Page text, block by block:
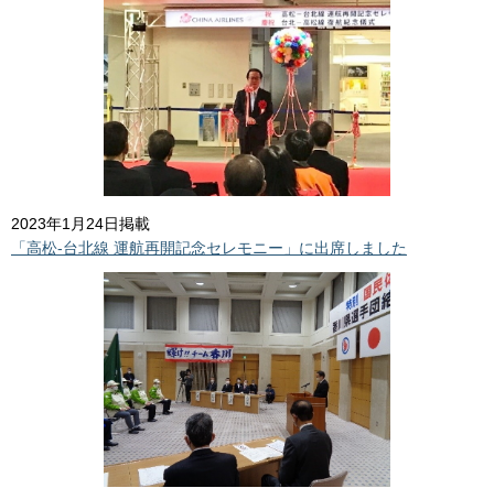
2023年1月24日掲載
「高松-台北線 運航再開記念セレモニー」に出席しました